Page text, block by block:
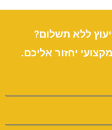
ללא תשלום?
יחזור אליכם.